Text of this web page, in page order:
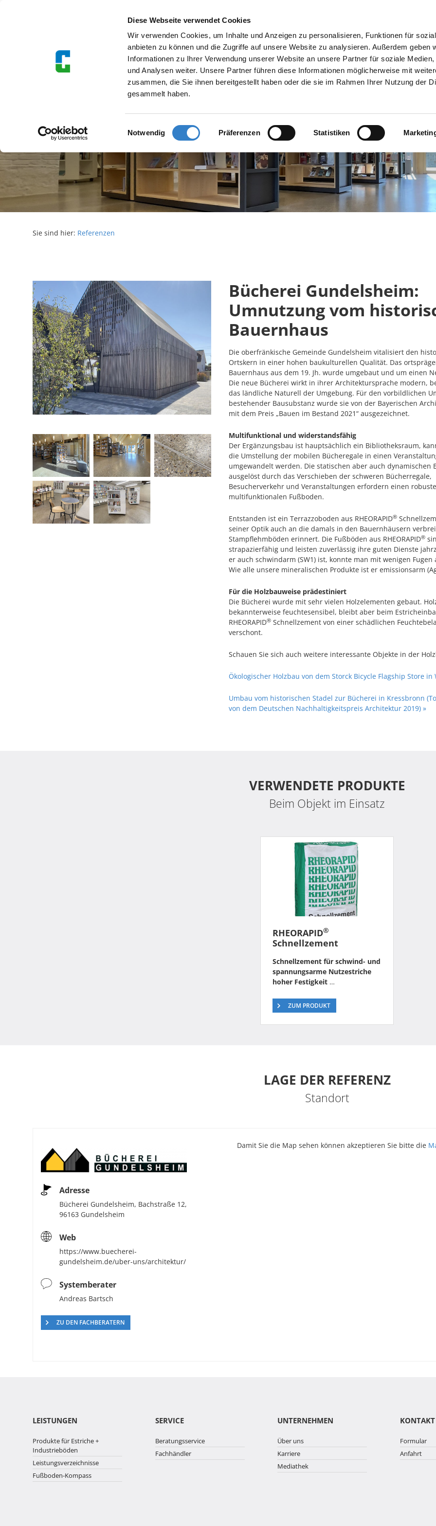
Diese Webseite verwendet Cookies
Wir verwenden Cookies, um Inhalte und Anzeigen zu personalisieren, Funktionen für
anbieten zu können und die Zugriffe auf unsere Website zu analysieren. Außerdem geben
Informationen zu Ihrer Verwendung unserer Website an unsere Partner für soziale Medien,
und Analysen weiter. Unsere Partner führen diese Informationen möglicherweise mit
zusammen, die Sie ihnen bereitgestellt haben oder die sie im Rahmen Ihrer Nutzung der
gesammelt haben.
Einwilligungsauswahl
Notwendig Präferenzen Statistiken
Produkte Fußboden-Kompass
Suche
Zurück zur Referenzübersicht
Sie sind hier: Referenzen
Bücherei Gundelsheim:
Umnutzung vom
Bauernhaus
Die oberfränkische Gemeinde Gundelsheim vitalisiert den
Ortskern in einer hohen baukulturellen Qualität. Das
Bauernhaus aus dem 19. Jh. wurde umgebaut und um einen
Die neue Bücherei wirkt in ihrer Architektursprache modern,
das ländliche Naturell der Umgebung. Für den vorbildlichen
bestehender Bausubstanz wurde sie von der Bayerischen
mit dem Preis „Bauen im Bestand 2021“ ausgezeichnet.
Multifunktional und widerstandsfähig
Der Ergänzungsbau ist hauptsächlich ein Bibliotheksraum,
die Umstellung der mobilen Bücheregale in einen
umgewandelt werden. Die statischen aber auch dynamischen
ausgelöst durch das Verschieben der schweren Bücherregale,
Besucherverkehr und Veranstaltungen erfordern einen
multifunktionalen Fußboden.
Entstanden ist ein Terrazzoboden aus RHEORAPID®
seiner Optik auch an die damals in den Bauernhäusern
Stampflehmböden erinnert. Die Fußböden aus RHEORAPID®
strapazierfähig und leisten zuverlässig ihre guten Dienste
er auch schwindarm (SW1) ist, konnte man mit wenigen Fugen
Wie alle unsere mineralischen Produkte ist er emissionsarm
Für die Holzbauweise prädestiniert
Die Bücherei wurde mit sehr vielen Holzelementen gebaut.
bekannterweise feuchtesensibel, bleibt aber beim
RHEORAPID® Schnellzement von einer schädlichen
verschont.
Schauen Sie sich auch weitere interessante Objekte in der
Ökologischer Holzbau von dem Storck Bicycle Flagship Store in
Umbau vom historischen Stadel zur Bücherei in Kressbronn
von dem Deutschen Nachhaltigkeitspreis Architektur 2019) »
VERWENDETE PRODUKTE
Beim Objekt im Einsatz
RHEORAPID®
Schnellzement
Schnellzement für schwind- und
spannungsarme Nutzestriche
hoher Festigkeit …
ZUM PRODUKT
LAGE DER REFERENZ
Standort
Adresse
Bücherei Gundelsheim, Bachstraße 12,
96163 Gundelsheim
Web
https://www.buecherei-
gundelsheim.de/uber-uns/architektur/
Systemberater
Andreas Bartsch
ZU DEN FACHBERATERN
Damit Sie die Map sehen können akzeptieren Sie bitte die
LEISTUNGEN
Produkte für Estriche +
Industrieböden
Leistungsverzeichnisse
Fußboden-Kompass
SERVICE
Beratungsservice
Fachhändler
UNTERNEHMEN
Über uns
Karriere
Mediathek
KONTAKT
Formular
Anfahrt